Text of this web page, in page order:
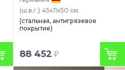
(ш.в.г.) 45x11x50 см.
(стальная, антигрязевое
покрытие)
88 452